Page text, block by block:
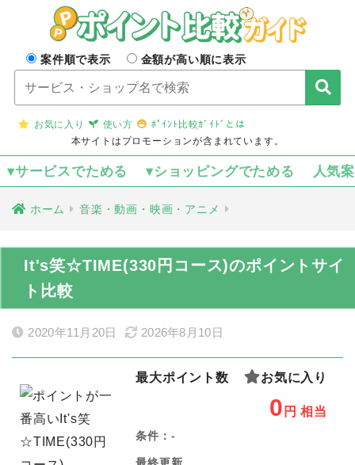
案件順で表示 金額が高い順に表示
お気に入り 使い方
ﾎﾟｲﾝﾄ比較ｶﾞｲﾄﾞとは
本サイトはプロモーションが含まれています。
▾サービスでためる ▾ショッピングでためる 人気
ホーム 音楽・動画・映画・アニメ
It's笑☆TIME(330円コース)のポイントサイ
ト比較
2020年11月20日 2026年8月10日
最大ポイント数 お気に入り
0 円 相当
条件： -
最終更新